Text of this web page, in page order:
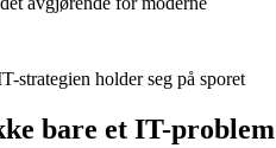
strategien holder seg på sporet
bare et IT-problem